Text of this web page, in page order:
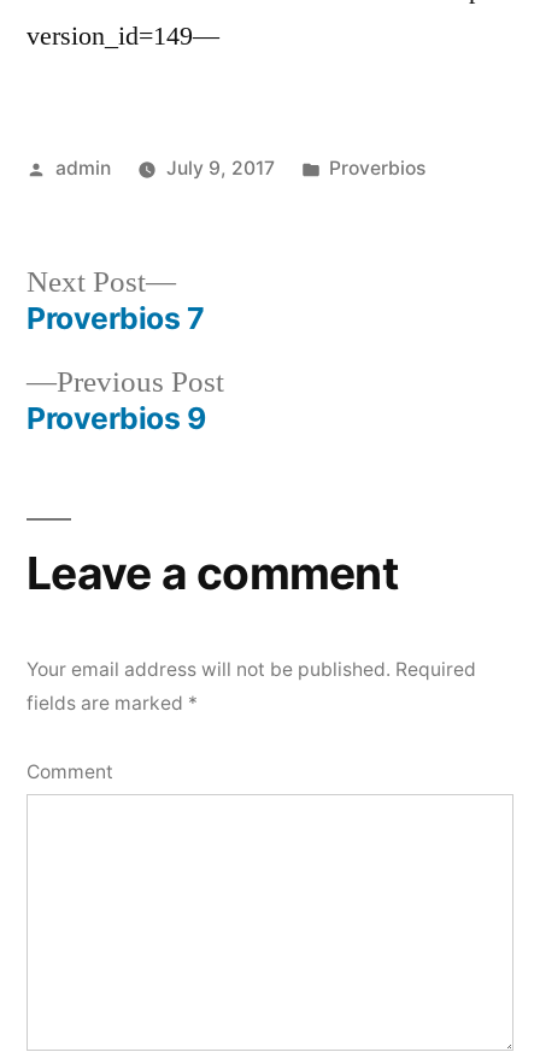
version_id=149—
Posted
admin July 9, 2017
Posted
Proverbios
Post
navigation
Previous PostPrevious
Proverbios 9
Next Post
Next
post:
Proverbios 7
Leave a comment
Your email address will not be published. Required
fields are marked *
Comment